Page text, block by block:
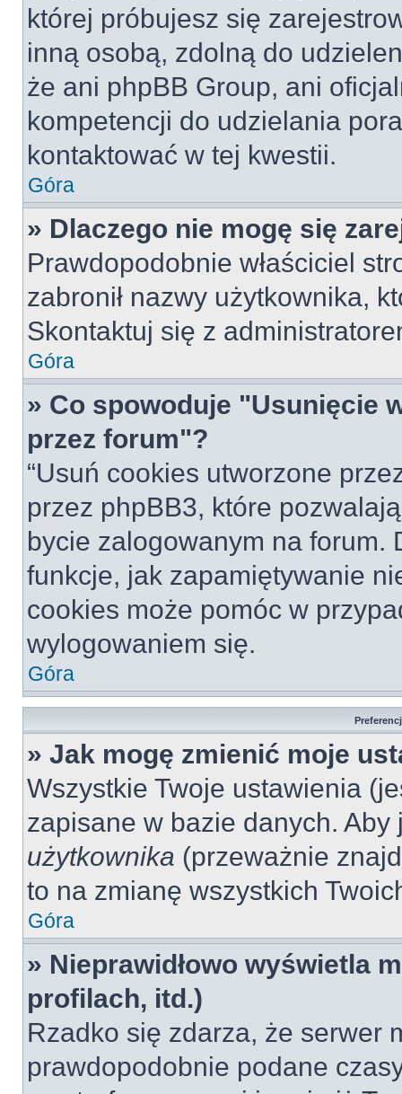
której próbujesz się
inną osobą, zdolną do
że ani phpBB Group, ani
kompetencji do udzielania
kontaktować w tej kwestii.
Góra
» Dlaczego nie mogę się
Prawdopodobnie właściciel
zabronił nazwy użytkownika,
Skontaktuj się z
Góra
» Co spowoduje "Usunięcie
przez forum"?
“Usuń cookies utworzone
przez phpBB3, które
bycie zalogowanym na forum.
funkcje, jak zapamiętywanie
cookies może pomóc w
wylogowaniem się.
Góra
» Jak mogę zmienić moje
Wszystkie Twoje ustawienia
zapisane w bazie danych.
użytkownika (przeważnie
to na zmianę wszystkich
Góra
» Nieprawidłowo wyświetla
profilach, itd.)
Rzadko się zdarza, że serwer
prawdopodobnie podane